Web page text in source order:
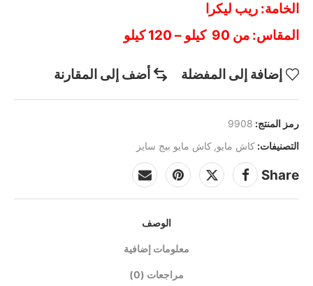
الخامة: ريب ليكرا
المقاس: من 90 كيلو – 120 كيلو
إضافة إلى المفضلة أضف إلى المقارنة
رمز المنتج: 9908
التصنيفات: كاش مايو, كاش مايو بيج سايز
Share
الوصف
معلومات إضافية
مراجعات (0)